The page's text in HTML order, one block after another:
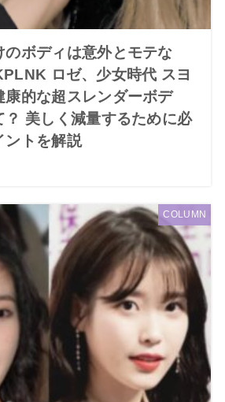
のボディは意外とモテな
ロゼ、少女時代 スヨ
康的な超スレンダーボデ
？ 美しく減量するために必
ントを解説
COLUMN